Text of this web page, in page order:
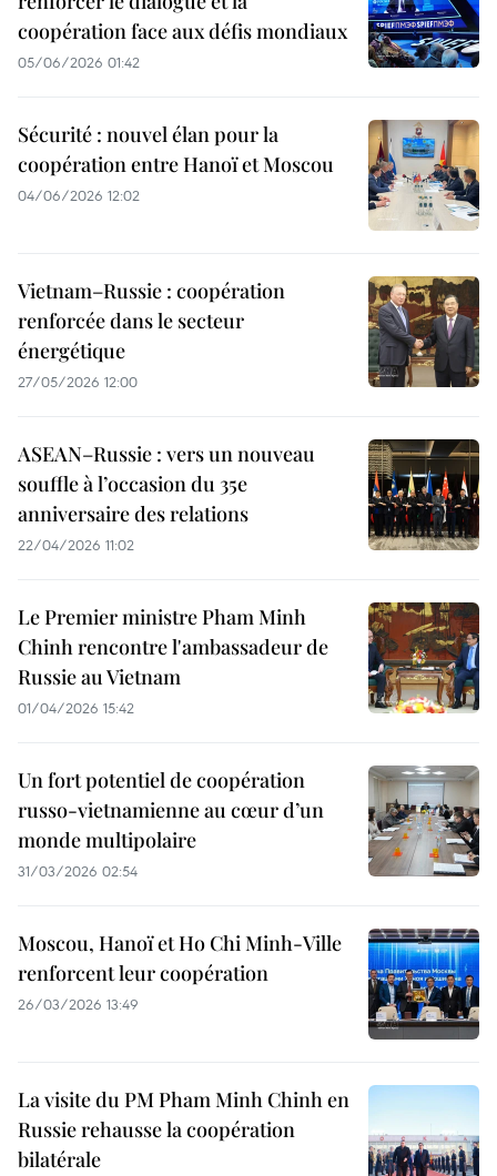
coopération face aux défis mondiaux
05/06/2026 01:42
Sécurité : nouvel élan pour la
coopération entre Hanoï et Moscou
04/06/2026 12:02
Vietnam–Russie : coopération
renforcée dans le secteur
énergétique
27/05/2026 12:00
ASEAN–Russie : vers un nouveau
souffle à l’occasion du 35e
anniversaire des relations
22/04/2026 11:02
Le Premier ministre Pham Minh
Chinh rencontre l'ambassadeur de
Russie au Vietnam
01/04/2026 15:42
Un fort potentiel de coopération
russo-vietnamienne au cœur d’un
monde multipolaire
31/03/2026 02:54
Moscou, Hanoï et Ho Chi Minh-Ville
renforcent leur coopération
26/03/2026 13:49
La visite du PM Pham Minh Chinh en
Russie rehausse la coopération
bilatérale